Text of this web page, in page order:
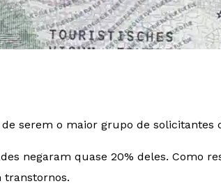
serem o maior grupo de solicitantes
negaram quase 20% deles. Como
transtornos.